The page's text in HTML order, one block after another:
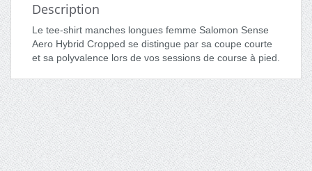
Description
Le tee-shirt manches longues femme Salomon Sense
Aero Hybrid Cropped se distingue par sa coupe courte
et sa polyvalence lors de vos sessions de course à pied.